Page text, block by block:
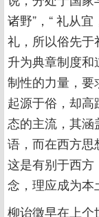
诸野”，“ 礼从
礼，所以俗先于
升为典章制度
制性的力量，
起源于俗，却
态的主流，其
语，而在西方思
这是有别于西
念，理应成为本
柳诒徵早在上个